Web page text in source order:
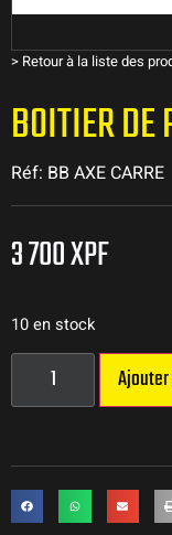
> Retour à la liste des
BOITIER DE
Réf: BB AXE CARRE
3 700XPF
10 en stock